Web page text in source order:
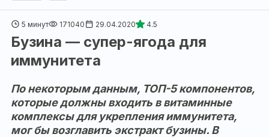
5 минут 171040 29.04.2020 4.5
Бузина — супер-ягода для
иммунитета
По некоторым данным, ТОП-5 компонентов,
которые должны входить в витаминные
комплексы для укрепления иммунитета,
мог бы возглавить экстракт бузины. В